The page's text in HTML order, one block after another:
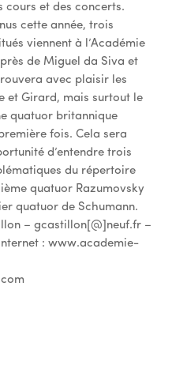
cours et des concerts.
cette année, trois
viennent à l’Académie
de Miguel da Siva et
avec plaisir les
et Girard, mais surtout le
quatuor britannique
fois. Cela sera
d’entendre trois
du répertoire
quatuor Razumovsky
quatuor de Schumann.
– gcastillon[@]neuf.fr –
: www.academie-